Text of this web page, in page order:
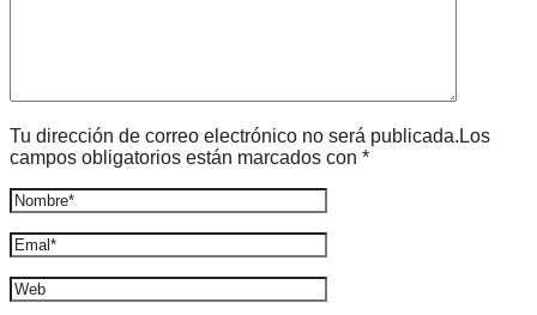
Tu dirección de correo electrónico no será publicada.Los
campos obligatorios están marcados con *